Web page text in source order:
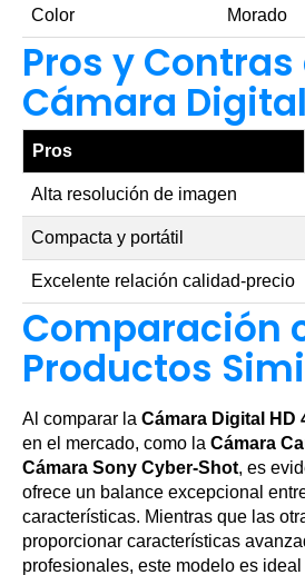
Color Morado
Pros y Contras
Cámara
Pros
Alta resolución de imagen
Compacta y portátil
Excelente relación calidad-precio
Comparación
Productos
Al comparar la Cámara Digital HD
en el mercado, como la Cámara
Cámara Sony Cyber-Shot, es
ofrece un balance excepcional
características. Mientras que las
proporcionar características
profesionales, este modelo es